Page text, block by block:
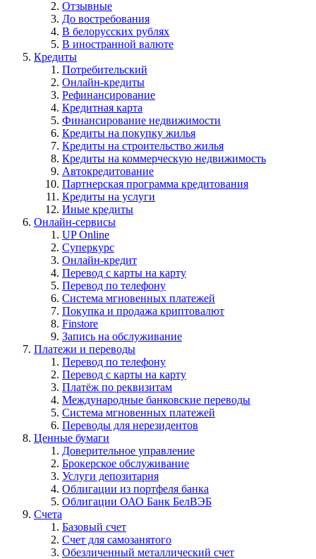
Отзывные
До востребования
В белорусских рублях
В иностранной валюте
Кредиты
Потребительский
Онлайн-кредиты
Рефинансирование
Кредитная карта
Финансирование недвижимости
Кредиты на покупку жилья
Кредиты на строительство жилья
Кредиты на коммерческую недвижимость
Автокредитование
Партнерская программа кредитования
Кредиты на услуги
Иные кредиты
Онлайн-сервисы
UP Online
Суперкурс
Онлайн-кредит
Перевод с карты на карту
Перевод по телефону
Система мгновенных платежей
Покупка и продажа криптовалют
Finstore
Запись на обслуживание
Платежи и переводы
Перевод по телефону
Перевод с карты на карту
Платёж по реквизитам
Международные банковские переводы
Система мгновенных платежей
Переводы для нерезидентов
Ценные бумаги
Доверительное управление
Брокерское обслуживание
Услуги депозитария
Облигации из портфеля банка
Облигации ОАО Банк БелВЭБ
Счета
Базовый счет
Счет для самозанятого
Обезличенный металлический счет